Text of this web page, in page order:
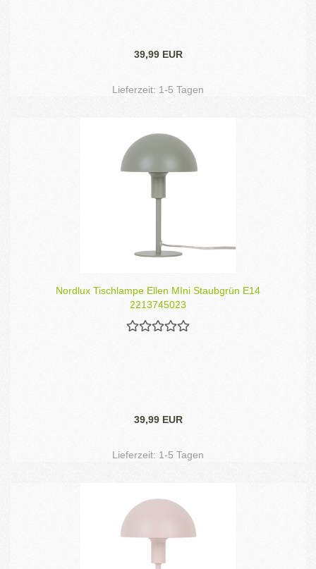
39,99 EUR
Lieferzeit: 1-5 Tagen
Nordlux Tischlampe Ellen MIni Staubgrün E14
2213745023
39,99 EUR
Lieferzeit: 1-5 Tagen